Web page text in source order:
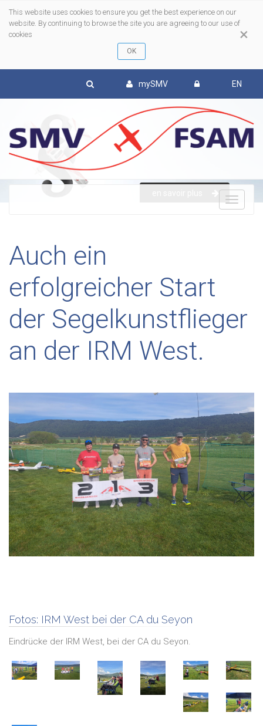
×
This website uses cookies to ensure you get the best experience on our
website. By continuing to browse the site you are agreeing to our use of
cookies
mySMV EN
Auch ein
erfolgreicher Start
der Segelkunstflieger
an der IRM West.
Fotos: IRM West bei der CA du Seyon
Eindrücke der IRM West, bei der CA du Seyon.